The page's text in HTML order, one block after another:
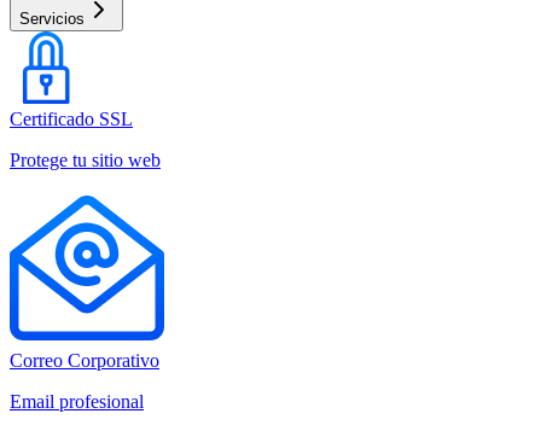
Servicios
Certificado SSL
Protege tu sitio web
Correo Corporativo
Email profesional